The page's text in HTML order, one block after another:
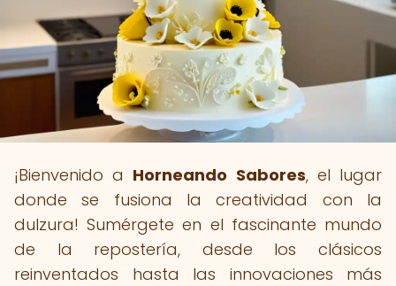
¡Bienvenido a Horneando Sabores, el lugar
donde se fusiona la creatividad con la
dulzura! Sumérgete en el fascinante mundo
de la repostería, desde los clásicos
reinventados hasta las innovaciones más